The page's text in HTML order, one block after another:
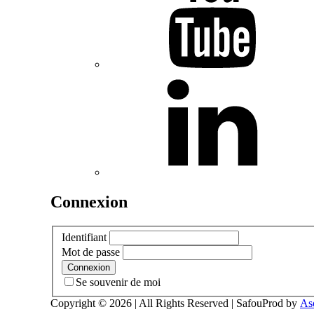
Connexion
Identifiant
Mot de passe
Se souvenir de moi
Copyright © 2026 | All Rights Reserved | SafouProd by